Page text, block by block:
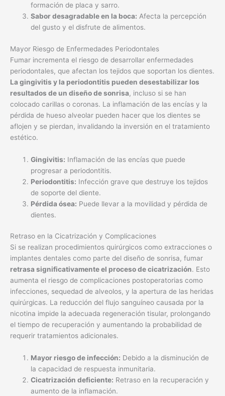
formación de placa y sarro.
Sabor desagradable en la boca: Afecta la percepción
del gusto y el disfrute de alimentos.
Mayor Riesgo de Enfermedades Periodontales
Fumar incrementa el riesgo de desarrollar enfermedades
periodontales, que afectan los tejidos que soportan los dientes.
La gingivitis y la periodontitis pueden desestabilizar los
resultados de un diseño de sonrisa, incluso si se han
colocado carillas o coronas. La inflamación de las encías y la
pérdida de hueso alveolar pueden hacer que los dientes se
aflojen y se pierdan, invalidando la inversión en el tratamiento
estético.
Gingivitis: Inflamación de las encías que puede
progresar a periodontitis.
Periodontitis: Infección grave que destruye los tejidos
de soporte del diente.
Pérdida ósea: Puede llevar a la movilidad y pérdida de
dientes.
Retraso en la Cicatrización y Complicaciones
Si se realizan procedimientos quirúrgicos como extracciones o
implantes dentales como parte del diseño de sonrisa, fumar
retrasa significativamente el proceso de cicatrización. Esto
aumenta el riesgo de complicaciones postoperatorias como
infecciones, sequedad de alveolos, y la apertura de las heridas
quirúrgicas. La reducción del flujo sanguíneo causada por la
nicotina impide la adecuada regeneración tisular, prolongando
el tiempo de recuperación y aumentando la probabilidad de
requerir tratamientos adicionales.
Mayor riesgo de infección: Debido a la disminución de
la capacidad de respuesta inmunitaria.
Cicatrización deficiente: Retraso en la recuperación y
aumento de la inflamación.